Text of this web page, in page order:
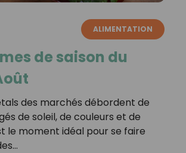
ALIMENTATION
de saison du
des marchés débordent de
de soleil, de couleurs et de
le moment idéal pour se faire